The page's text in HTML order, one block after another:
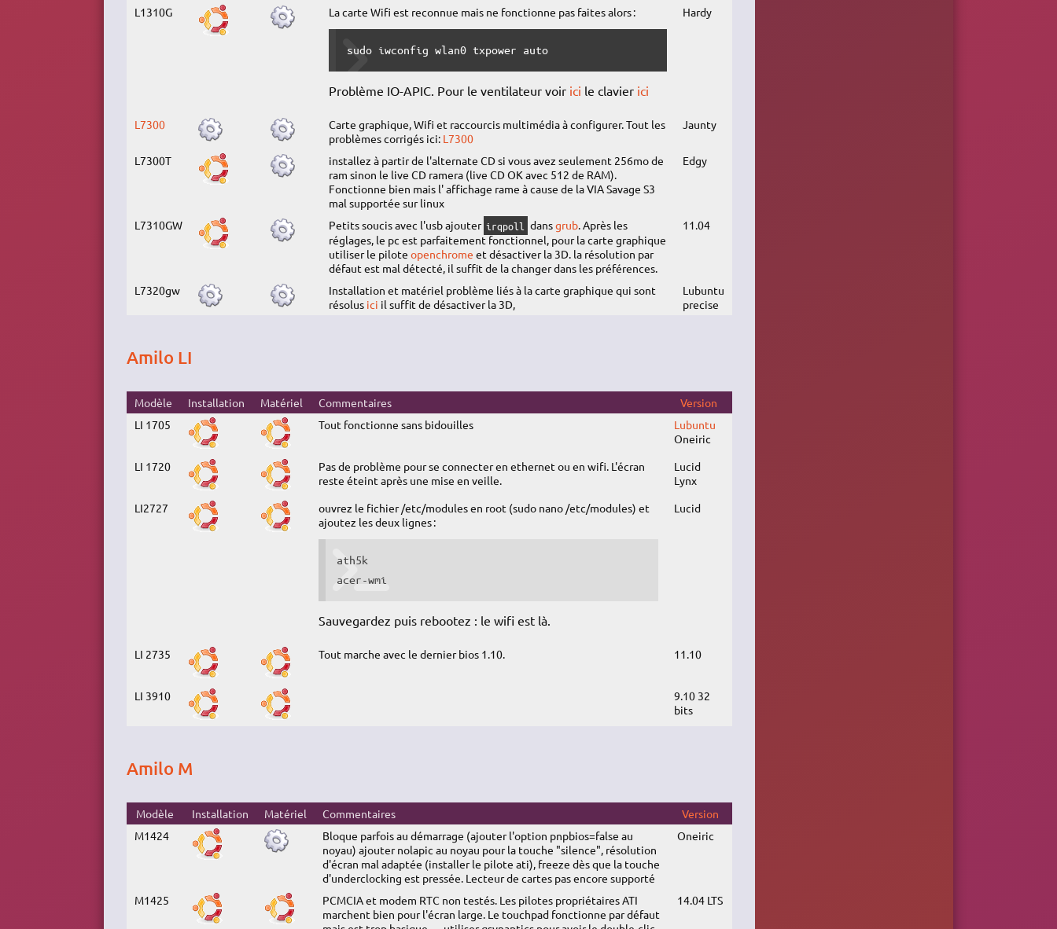
L1310G La carte Wifi est reconnue mais ne fonctionne pas faites alors :
sudo iwconfig wlan0 txpower auto
Problème IO-APIC. Pour le ventilateur voir ici le clavier ici
Hardy
L7300
Carte graphique, Wifi et raccourcis multimédia à configurer. Tout les
problèmes corrigés ici: L7300
Jaunty
L7300T
installez à partir de l'alternate CD si vous avez seulement 256mo de
ram sinon le live CD ramera (live CD OK avec 512 de RAM).
Fonctionne bien mais l' affichage rame à cause de la VIA Savage S3
mal supportée sur linux
Edgy
L7310GW Petits soucis avec l'usb ajouter irqpoll dansgrub. Après les
réglages, le pc est parfaitement fonctionnel, pour la carte graphique
utiliser le pilote openchrome et désactiver la 3D. la résolution par
défaut est mal détecté, il suffit de la changer dans les préférences.
11.04
L7320gw
Installation et matériel problème liés à la carte graphique qui sont
résolus ici il suffit de désactiver la 3D,
Lubuntu
precise
Amilo LI
Modèle Installation Matériel Commentaires
Version
LI 1705
Tout fonctionne sans bidouilles
Lubuntu
Oneiric
LI 1720
Pas de problème pour se connecter en ethernet ou en wifi. L'écran
reste éteint après une mise en veille.
Lucid
Lynx
LI2727
ouvrez le fichier /etc/modules en root (sudo nano /etc/modules) et
ajoutez les deux lignes :
ath5k
acer-wmi
Sauvegardez puis rebootez : le wifi est là.
Lucid
LI 2735 Tout marche avec le dernier bios 1.10. 11.10
LI 3910
9.10 32
bits
Amilo M
Modèle Installation Matériel Commentaires
Version
M1424
Bloque parfois au démarrage (ajouter l'option pnpbios=false au
noyau) ajouter nolapic au noyau pour la touche "silence", résolution
d'écran mal adaptée (installer le pilote ati), freeze dès que la touche
d'underclocking est pressée. Lecteur de cartes pas encore supporté
Oneiric
M1425
PCMCIA et modem RTC non testés. Les pilotes propriétaires ATI
marchent bien pour l'écran large. Le touchpad fonctionne par défaut
14.04 LTS